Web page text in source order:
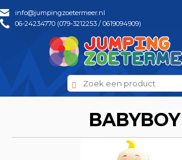
info@jumpingzoetermeer.nl
06-24234770 (079-3212253 / 0619094909)
BABYBOY